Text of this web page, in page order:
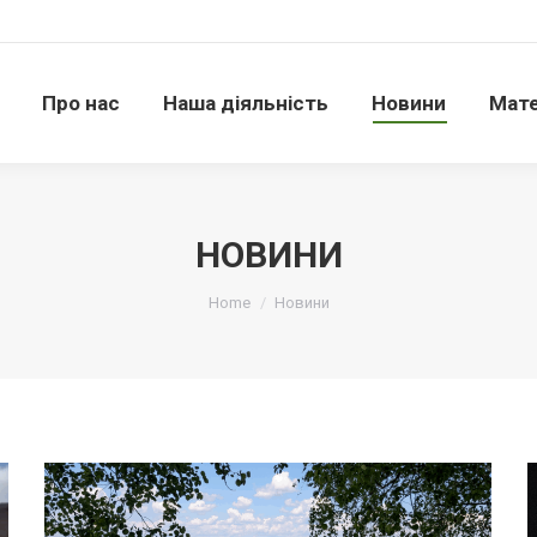
Про нас Наша діяльність Новини
НОВИНИ
Home Новини
Про нас Наша діяльність Новини